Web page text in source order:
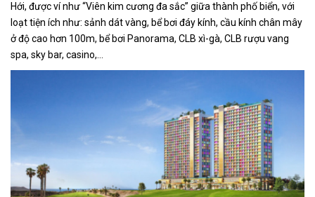
Hới, được ví như “Viên kim cương đa sắc” giữa thành phố biển, với
loạt tiện ích như: sảnh dát vàng, bể bơi đáy kính, cầu kính chân mây
ở độ cao hơn 100m, bể bơi Panorama, CLB xì-gà, CLB rượu vang
spa, sky bar, casino,…